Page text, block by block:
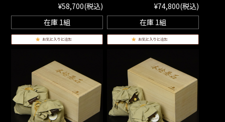
¥58,700(税込)
在庫 1組
¥74,800(税込)
在庫 1組